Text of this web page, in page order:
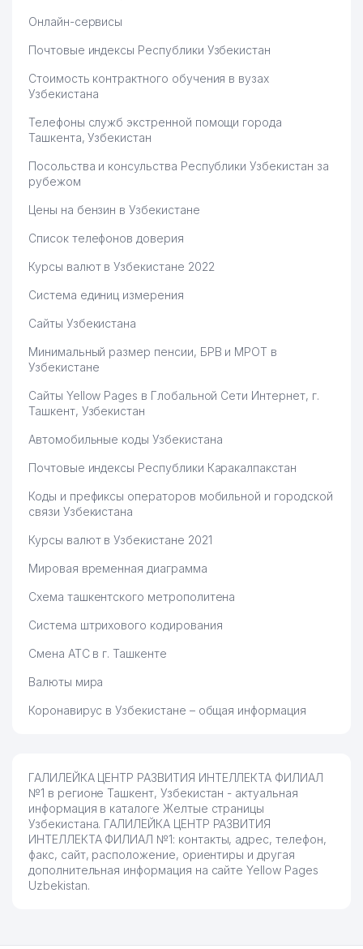
Онлайн-сервисы
Почтовые индексы Республики Узбекистан
Стоимость контрактного обучения в вузах
Узбекистана
Телефоны служб экстренной помощи города
Ташкента, Узбекистан
Посольства и консульства Республики Узбекистан за
рубежом
Цены на бензин в Узбекистане
Список телефонов доверия
Курсы валют в Узбекистане 2022
Система единиц измерения
Сайты Узбекистана
Минимальный размер пенсии, БРВ и МРОТ в
Узбекистане
Сайты Yellow Pages в Глобальной Сети Интернет, г.
Ташкент, Узбекистан
Автомобильные коды Узбекистана
Почтовые индексы Республики Каракалпакстан
Коды и префиксы операторов мобильной и городской
связи Узбекистана
Курсы валют в Узбекистане 2021
Мировая временная диаграмма
Схема ташкентского метрополитена
Система штрихового кодирования
Смена АТС в г. Ташкенте
Валюты мира
Коронавирус в Узбекистане – общая информация
ГАЛИЛЕЙКА ЦЕНТР РАЗВИТИЯ ИНТЕЛЛЕКТА ФИЛИАЛ
№1 в регионе Ташкент, Узбекистан - актуальная
информация в каталоге Желтые страницы
Узбекистана. ГАЛИЛЕЙКА ЦЕНТР РАЗВИТИЯ
ИНТЕЛЛЕКТА ФИЛИАЛ №1: контакты, адрес, телефон,
факс, сайт, расположение, ориентиры и другая
дополнительная информация на сайте Yellow Pages
Uzbekistan.